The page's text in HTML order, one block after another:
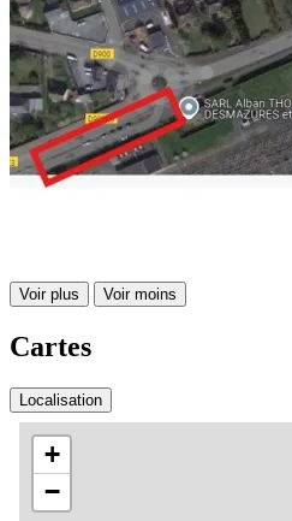
Voir plus Voir moins
Cartes
Localisation